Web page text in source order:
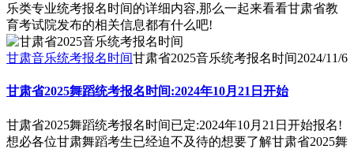
乐类专业统考报名时间的详细内容,那么一起来看看甘肃省教
育考试院发布的相关信息都有什么吧!
甘肃音乐统考报名时间甘肃省2025音乐统考报名时间2024/11/6
甘肃省2025舞蹈统考报名时间:2024年10月21日开始
甘肃省2025舞蹈统考报名时间已定:2024年10月21日开始报名!
想必各位甘肃舞蹈考生已经迫不及待的想要了解甘肃省2025舞